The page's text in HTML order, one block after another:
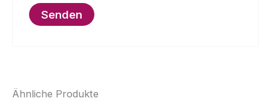
Ähnliche Produkte